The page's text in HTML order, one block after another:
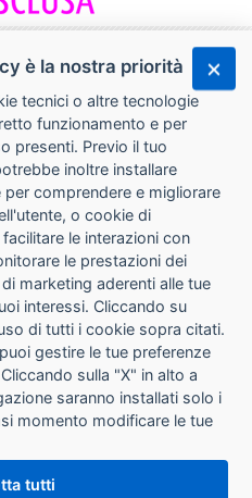
SIAMO
DI VENDITA
RECESSO
è la nostra priorità
tecnici o altre tecnologie
funzionamento e per
presenti. Previo il tuo
inoltre installare
comprendere e migliorare
o cookie di
le interazioni con
le prestazioni dei
marketing aderenti alle tue
interessi. Cliccando su
di tutti i cookie sopra citati.
gestire le tue preferenze
sulla "X" in alto a
saranno installati solo i
momento modificare le tue
del sito. Per maggiori
Informativa sui cookie
tutti